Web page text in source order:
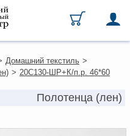
Домашний текстиль >
> 20С130-ШР+К/п.р. 46*60
Полотенца (лен)